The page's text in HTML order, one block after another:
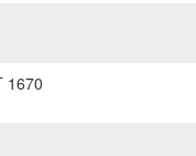
1670